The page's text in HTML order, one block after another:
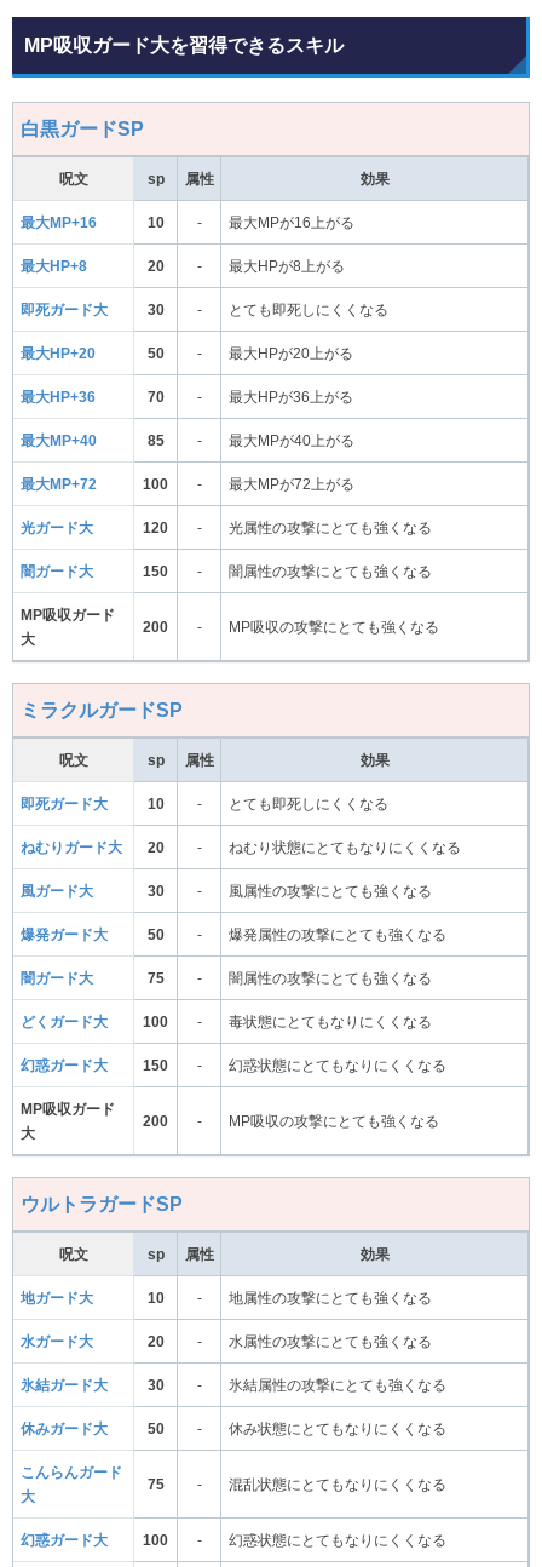
MP吸収ガード大を習得できるスキル
白黒ガードSP
呪文 sp 属性 効果
最大MP+16 10 - 最大MPが16上がる
最大HP+8 20 - 最大HPが8上がる
即死ガード大 30 - とても即死しにくくなる
最大HP+20 50 - 最大HPが20上がる
最大HP+36 70 - 最大HPが36上がる
最大MP+40 85 - 最大MPが40上がる
最大MP+72 100 - 最大MPが72上がる
光ガード大 120 - 光属性の攻撃にとても強くなる
闇ガード大 150 - 闇属性の攻撃にとても強くなる
MP吸収ガード
大
200 - MP吸収の攻撃にとても強くなる
ミラクルガードSP
呪文 sp 属性 効果
即死ガード大 10 - とても即死しにくくなる
ねむりガード大 20 - ねむり状態にとてもなりにくくなる
風ガード大 30 - 風属性の攻撃にとても強くなる
爆発ガード大 50 - 爆発属性の攻撃にとても強くなる
闇ガード大 75 - 闇属性の攻撃にとても強くなる
どくガード大 100 - 毒状態にとてもなりにくくなる
幻惑ガード大 150 - 幻惑状態にとてもなりにくくなる
MP吸収ガード
大
200 - MP吸収の攻撃にとても強くなる
ウルトラガードSP
呪文 sp 属性 効果
地ガード大 10 - 地属性の攻撃にとても強くなる
水ガード大 20 - 水属性の攻撃にとても強くなる
氷結ガード大 30 - 氷結属性の攻撃にとても強くなる
休みガード大 50 - 休み状態にとてもなりにくくなる
こんらんガード
大
75 - 混乱状態にとてもなりにくくなる
幻惑ガード大 100 - 幻惑状態にとてもなりにくくなる